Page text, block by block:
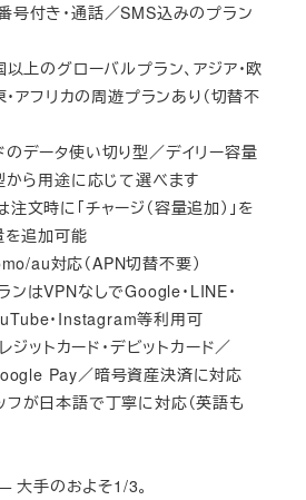
号付き・通話／SMS込みのプラン
上のグローバルプラン、アジア・欧
・アフリカの周遊プランあり（切替不
のデータ使い切り型／デイリー容量
ら用途に応じて選べます
文時に「チャージ（容量追加）」を
追加可能
au対応（APN切替不要）
ンはVPNなしでGoogle・LINE・
・Instagram等利用可
ジットカード・デビットカード／
Pay／暗号資産決済に対応
フが日本語で丁寧に対応（英語も
大手のおよそ1/3。